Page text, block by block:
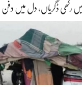
رکھی ڈگریاں، دل میں